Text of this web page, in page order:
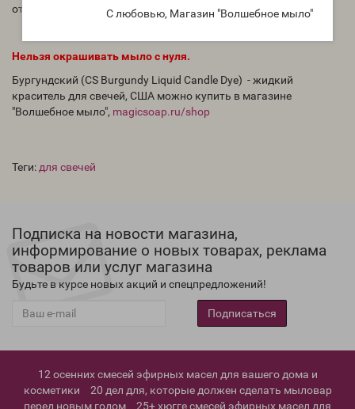
С любовью, Магазин "Волшебное мыло"
оттенка или 6 капель/450 грамм для более темного оттенка.
Нельзя окрашивать мыло с нуля.
Бургундский (CS Burgundy Liquid Candle Dye) - жидкий
краситель для свечей, США можно купить в магазине
"Волшебное мыло", magicsoap.ru/shop
Теги: для свечей
Подписка на новости магазина,
информирование о новых товарах, реклама
товаров или услуг магазина
Будьте в курсе новых акций и спецпредложений!
Подписаться
12 осенних смесей эфирных масел для вашего дома и
косметики
20 дел для, которые должен сделать мыловар
перед новым годом
25+ хюгге смесей эфирных масел для